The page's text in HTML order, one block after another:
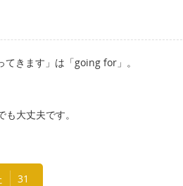
きます」は「going for」。
大丈夫です。
31